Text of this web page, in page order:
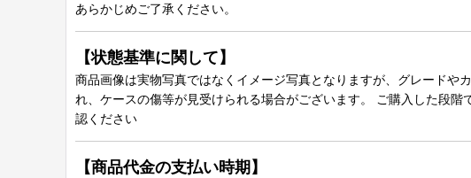
あらかじめご了承ください。
【状態基準に関して】
商品画像は実物写真ではなくイメージ写真となりますが、グレードや
れ、ケースの傷等が見受けられる場合がございます。 ご購入した段
認ください
【商品代金の支払い時期】